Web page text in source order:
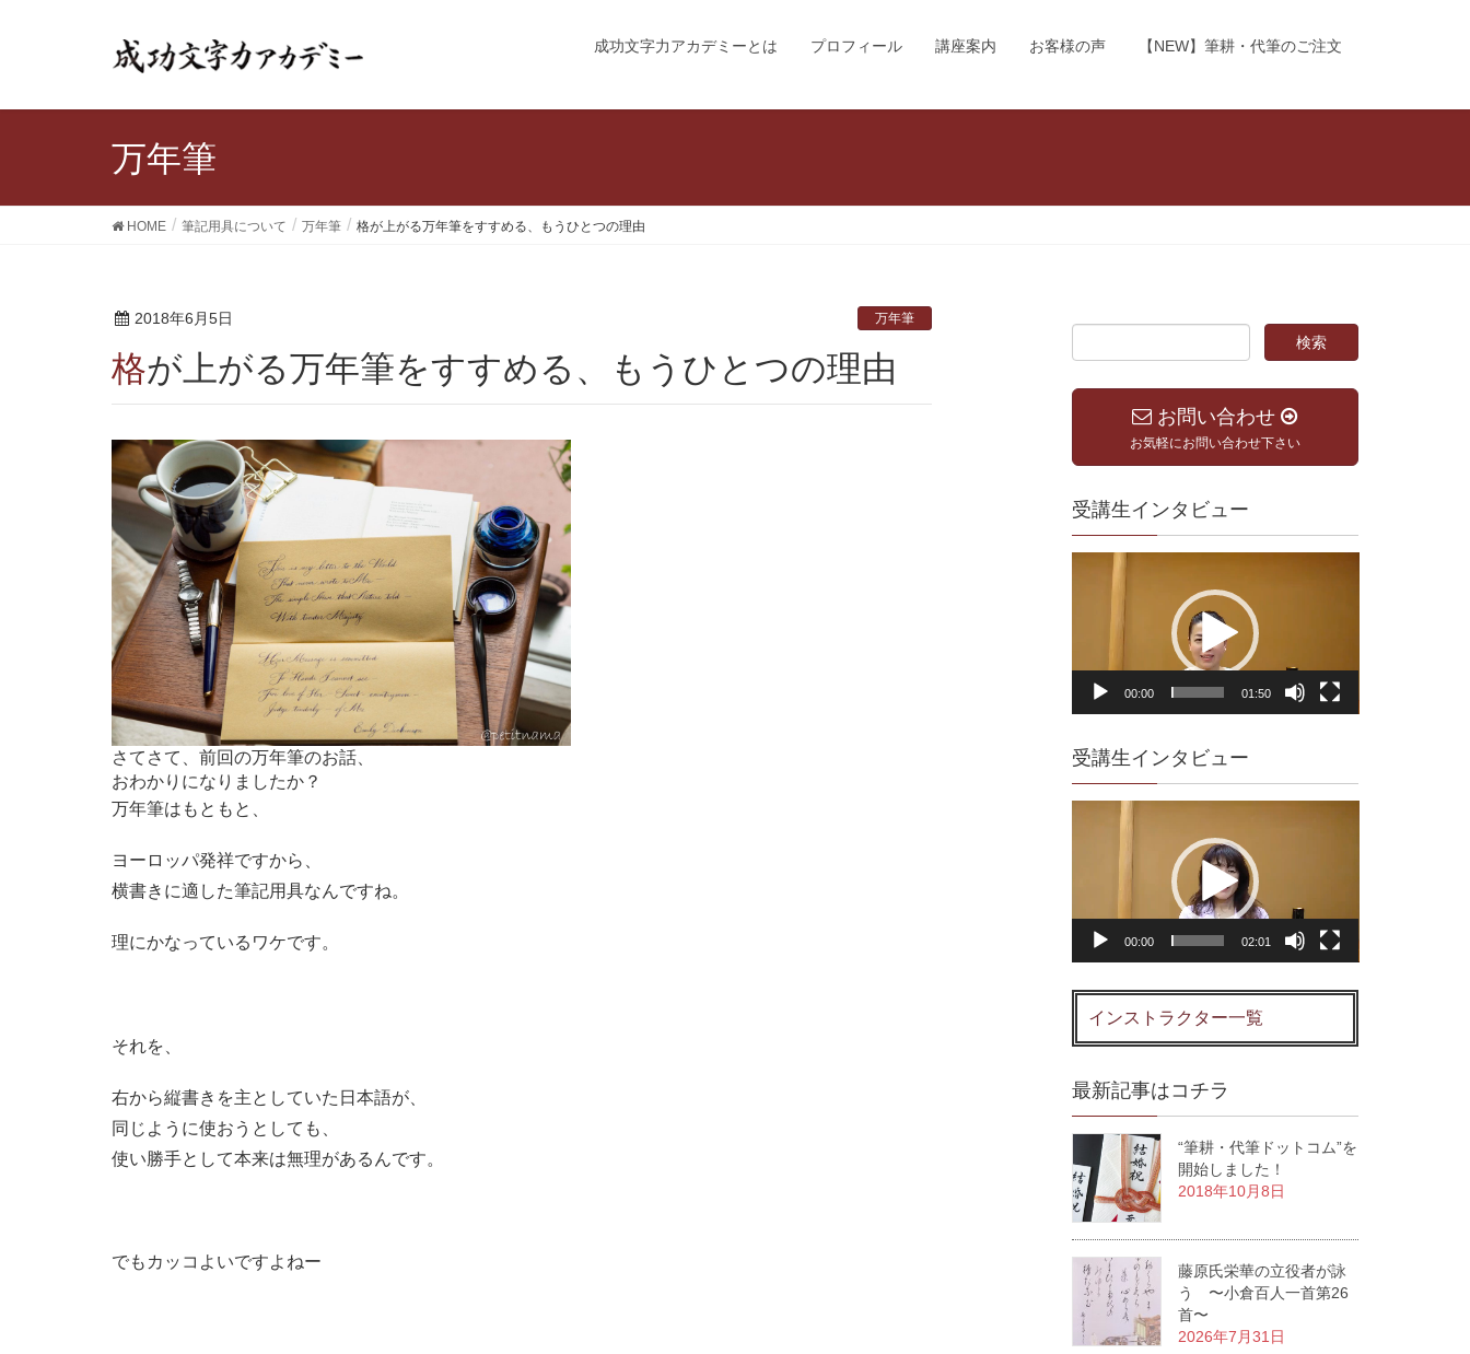
成功文字力アカデミーとは プロフィール 講座案内 お客様の声 【NEW】筆耕・代筆のご注文
万年筆
HOME 筆記用具について 万年筆 格が上がる万年筆をすすめる、もうひとつの理由
2018年6月5日 万年筆
格が上がる万年筆をすすめる、もうひとつの理由
さてさて、前回の万年筆のお話、
おわかりになりましたか？
万年筆はもともと、
ヨーロッパ発祥ですから、
横書きに適した筆記用具なんですね。
理にかなっているワケです。
それを、
右から縦書きを主としていた日本語が、
同じように使おうとしても、
使い勝手として本来は無理があるんです。
でもカッコよいですよねー
お問い合わせ
お気軽にお問い合わせ下さい
受講生インタビュー
00:00 01:50
受講生インタビュー
00:00 02:01
インストラクター一覧
最新記事はコチラ
“筆耕・代筆ドットコム”を
開始しました！
2018年10月8日
藤原氏栄華の立役者が詠
う 〜小倉百人一首第26
首〜
2026年7月31日